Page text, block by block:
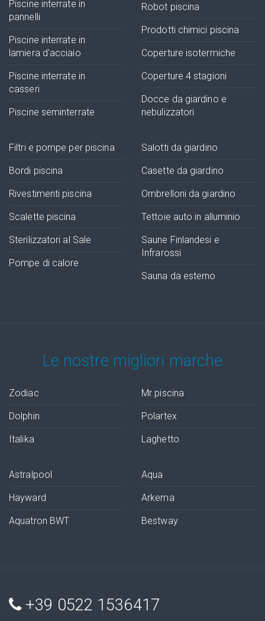
Piscine interrate in
pannelli
Piscine interrate in
lamiera d'acciaio
Piscine interrate in
casseri
Piscine seminterrate
Robot piscina
Prodotti chimici piscina
Coperture isotermiche
Coperture 4 stagioni
Docce da giardino e
nebulizzatori
Filtri e pompe per piscina
Bordi piscina
Rivestimenti piscina
Scalette piscina
Sterilizzatori al Sale
Pompe di calore
Salotti da giardino
Casette da giardino
Ombrelloni da giardino
Tettoie auto in alluminio
Saune Finlandesi e
Infrarossi
Sauna da esterno
Le nostre migliori marche
Zodiac
Dolphin
Italika
Mr piscina
Polartex
Laghetto
Astralpool
Hayward
Aquatron BWT
Aqua
Arkema
Bestway
+39 0522 1536417